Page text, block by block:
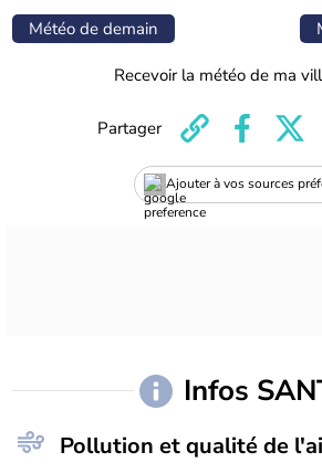
Météo de demain
Recevoir la météo de ma
Ajouter à vos sources
Partager
Infos
Pollution et qualité de